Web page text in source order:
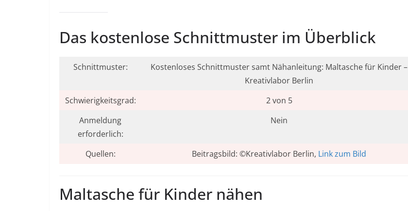
Das kostenlose Schnittmuster im Überblick
Schnittmuster:
Kostenloses Schnittmuster samt Nähanleitung: Maltasche für Kinder –
Kreativlabor Berlin
Schwierigkeitsgrad:
2 von 5
Anmeldung
erforderlich:
Nein
Quellen: Beitragsbild: ©Kreativlabor Berlin, Link zum Bild
Maltasche für Kinder nähen